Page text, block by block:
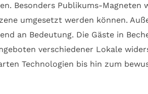
Besonders Publikums-
umgesetzt werden können.
an Bedeutung. Die Gäste in
verschiedener Lokale
Technologien bis hin zum